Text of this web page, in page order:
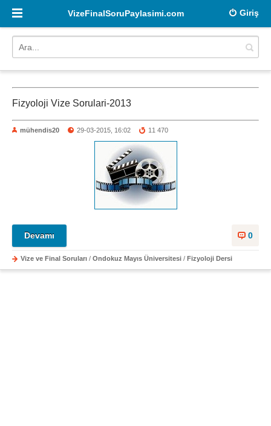
Giriş
VizeFinalSoruPaylasimi.com
Fizyoloji Vize Sorulari-2013
mühendis20 29-03-2015, 16:02 11 470
0
Devamı
Vize ve Final Soruları / Ondokuz Mayıs Üniversitesi / Fizyoloji Dersi